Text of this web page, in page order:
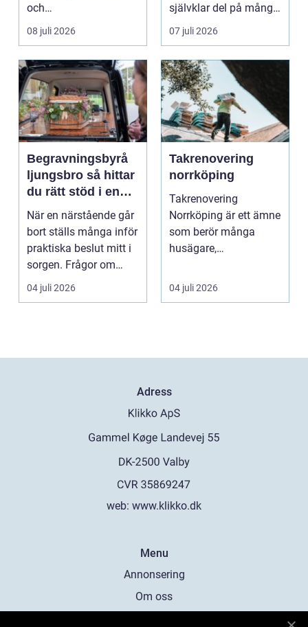
och
trädgårdsentusiaster.
Det är ett m...
08 juli 2026
självklar del på många
event, m...
07 juli 2026
Begravningsbyrå
ljungsbro så hittar
du rätt stöd i en
svår tid
När en närstående går
bort ställs många inför
praktiska beslut mitt i
sorgen. Frågor om
ceremoni, ju...
04 juli 2026
Takrenovering
norrköping
Takrenovering
Norrköping är ett ämne
som berör många
husägare,
och fastighets...
04 juli 2026
Adress
web: www.klikko.dk
Menu
Annonsering
Om oss